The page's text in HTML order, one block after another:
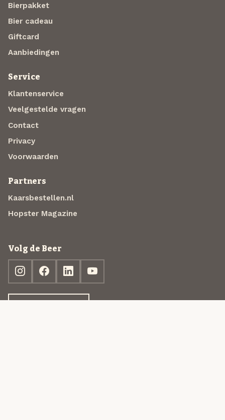
Bierpakket
Bier cadeau
Giftcard
Aanbiedingen
Service
Klantenservice
Veelgestelde vragen
Contact
Privacy
Voorwaarden
Partners
Kaarsbestellen.nl
Hopster Magazine
Volg de Beer